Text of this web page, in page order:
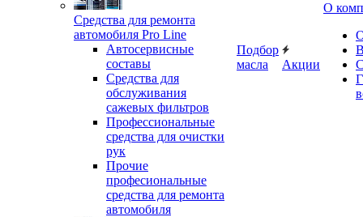
Средства для ремонта
автомобиля Pro Line
Автосервисные
составы
Средства для
обслуживания
сажевых фильтров
Профессиональные
средства для очистки
рук
Прочие
професиональные
средства для ремонта
автомобиля
Подбор
масла
Акции
О